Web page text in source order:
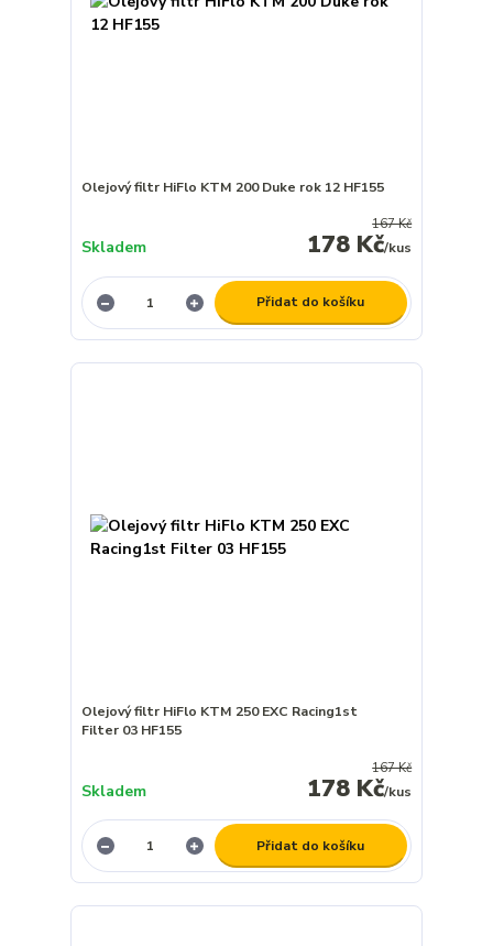
Olejový filtr HiFlo KTM 200 Duke rok 12 HF155
167 Kč
178 Kč/kus
Skladem
Přidat do košíku
Olejový filtr HiFlo KTM 250 EXC Racing1st
Filter 03 HF155
167 Kč
178 Kč/kus
Skladem
Přidat do košíku